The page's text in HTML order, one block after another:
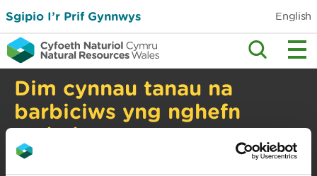
Sgipio I’r Prif Gynnwys English
Dim cynnau tanau na
barbiciws yng nghefn
gwlad
Perygl tanau gwyllt. Gwiriwch y cyngor